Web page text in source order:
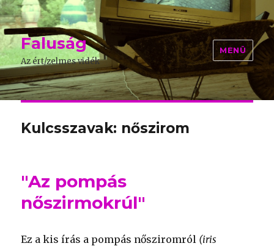
Faluság
Az ért/zelmes vidék
MENÜ
Kulcsszavak: nőszirom
"Az pompás
nőszirmokrúl"
Ez a kis írás a pompás nősziromról (iris